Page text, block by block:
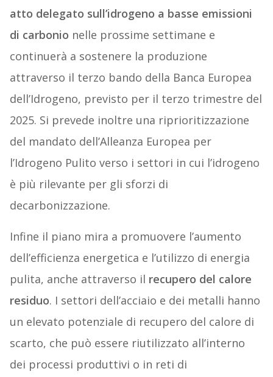
atto delegato sull’idrogeno a basse emissioni
di carbonio nelle prossime settimane e
continuerà a sostenere la produzione
attraverso il terzo bando della Banca Europea
dell’Idrogeno, previsto per il terzo trimestre del
2025. Si prevede inoltre una riprioritizzazione
del mandato dell’Alleanza Europea per
l’Idrogeno Pulito verso i settori in cui l’idrogeno
è più rilevante per gli sforzi di
decarbonizzazione.
Infine il piano mira a promuovere l’aumento
dell’efficienza energetica e l’utilizzo di energia
pulita, anche attraverso il recupero del calore
residuo. I settori dell’acciaio e dei metalli hanno
un elevato potenziale di recupero del calore di
scarto, che può essere riutilizzato all’interno
dei processi produttivi o in reti di